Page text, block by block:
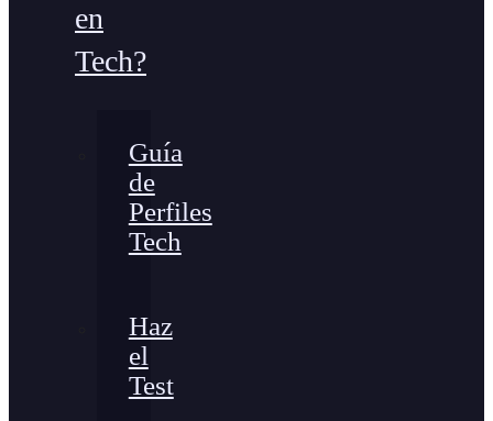
en
Tech?
Guía
de
Perfiles
Tech
Haz
el
Test